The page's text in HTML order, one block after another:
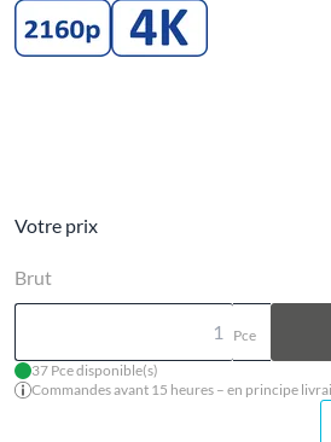
Votre prix
Brut
Pce
37 Pce disponible(s)
Commandes avant 15 heures – en principe